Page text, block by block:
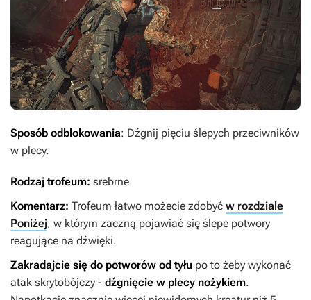
Sposób odblokowania: Dźgnij pięciu ślepych przeciwników
w plecy.
Rodzaj trofeum: srebrne
Komentarz: Trofeum łatwo możecie zdobyć w rozdziale
Poniżej, w którym zaczną pojawiać się ślepe potwory
reagujące na dźwięki.
Zakradajcie się do potworów od tyłu po to żeby wykonać
atak skrytobójczy - dźgnięcie w plecy nożykiem.